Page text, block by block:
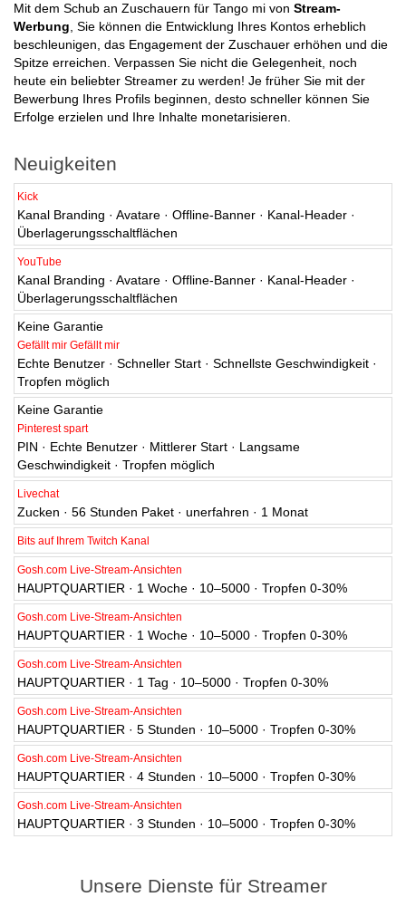
Mit dem Schub an Zuschauern für Tango mi von Stream-
Werbung , Sie können die Entwicklung Ihres Kontos erheblich
beschleunigen, das Engagement der Zuschauer erhöhen und die
Spitze erreichen. Verpassen Sie nicht die Gelegenheit, noch
heute ein beliebter Streamer zu werden! Je früher Sie mit der
Bewerbung Ihres Profils beginnen, desto schneller können Sie
Erfolge erzielen und Ihre Inhalte monetarisieren.
Neuigkeiten
Kick
Kanal Branding · Avatare · Offline-Banner · Kanal-Header ·
Überlagerungsschaltflächen
YouTube
Kanal Branding · Avatare · Offline-Banner · Kanal-Header ·
Überlagerungsschaltflächen
Keine Garantie
Gefällt mir Gefällt mir
Echte Benutzer · Schneller Start · Schnellste Geschwindigkeit ·
Tropfen möglich
Keine Garantie
Pinterest spart
PIN · Echte Benutzer · Mittlerer Start · Langsame
Geschwindigkeit · Tropfen möglich
Livechat
Zucken · 56 Stunden Paket · unerfahren · 1 Monat
Bits auf Ihrem Twitch Kanal
Gosh.com Live-Stream-Ansichten
HAUPTQUARTIER · 1 Woche · 10–5000 · Tropfen 0-30%
Gosh.com Live-Stream-Ansichten
HAUPTQUARTIER · 1 Woche · 10–5000 · Tropfen 0-30%
Gosh.com Live-Stream-Ansichten
HAUPTQUARTIER · 1 Tag · 10–5000 · Tropfen 0-30%
Gosh.com Live-Stream-Ansichten
HAUPTQUARTIER · 5 Stunden · 10–5000 · Tropfen 0-30%
Gosh.com Live-Stream-Ansichten
HAUPTQUARTIER · 4 Stunden · 10–5000 · Tropfen 0-30%
Gosh.com Live-Stream-Ansichten
HAUPTQUARTIER · 3 Stunden · 10–5000 · Tropfen 0-30%
Unsere Dienste für Streamer